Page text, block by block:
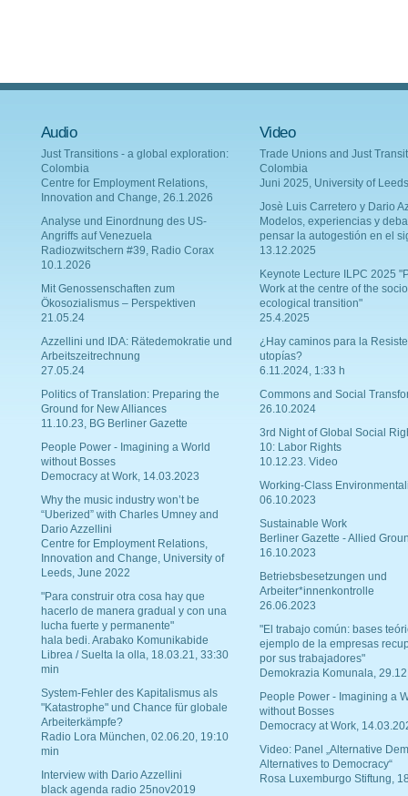
Audio
Just Transitions - a global exploration:
Colombia
Centre for Employment Relations,
Innovation and Change, 26.1.2026
Analyse und Einordnung des US-
Angriffs auf Venezuela
Radiozwitschern #39, Radio Corax
10.1.2026
Mit Genossenschaften zum
Ökosozialismus – Perspektiven
21.05.24
Azzellini und IDA: Rätedemokratie und
Arbeitszeitrechnung
27.05.24
Politics of Translation: Preparing the
Ground for New Alliances
11.10.23, BG Berliner Gazette
People Power - Imagining a World
without Bosses
Democracy at Work, 14.03.2023
Why the music industry won’t be
“Uberized” with Charles Umney and
Dario Azzellini
Centre for Employment Relations,
Innovation and Change, University of
Leeds, June 2022
"Para construir otra cosa hay que
hacerlo de manera gradual y con una
lucha fuerte y permanente"
hala bedi. Arabako Komunikabide
Librea / Suelta la olla, 18.03.21, 33:30
min
System-Fehler des Kapitalismus als
"Katastrophe" und Chance für globale
Arbeiterkämpfe?
Radio Lora München, 02.06.20, 19:10
min
Interview with Dario Azzellini
black agenda radio 25nov2019
Video
Trade Unions and Just
Colombia
Juni 2025, University of Leeds
Josè Luis Carretero y Dario
Modelos, experiencias y
pensar la autogestión en el
13.12.2025
Keynote Lecture ILPC 2025
Work at the centre of the
ecological transition"
25.4.2025
¿Hay caminos para la
utopías?
6.11.2024, 1:33 h
Commons and Social
26.10.2024
3rd Night of Global Social
10: Labor Rights
10.12.23. Video
Working-Class
06.10.2023
Sustainable Work
Berliner Gazette - Allied
16.10.2023
Betriebsbesetzungen und
Arbeiter*innenkontrolle
26.06.2023
"El trabajo común: bases
ejemplo de la empresas
por sus trabajadores"
Demokrazia Komunala,
People Power - Imagining a
without Bosses
Democracy at Work,
Video: Panel „Alternative
Alternatives to Democracy“
Rosa Luxemburgo Stiftung,